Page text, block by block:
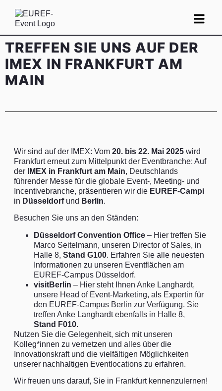
TREFFEN SIE UNS AUF DER
IMEX IN FRANKFURT AM
MAIN
Wir sind auf der IMEX: Vom 20. bis 22. Mai 2025 wird
Frankfurt erneut zum Mittelpunkt der Eventbranche: Auf
der
IMEX in Frankfurt am Main, Deutschlands
führender Messe für die globale Event-, Meeting- und
Incentivebranche, präsentieren wir die EUREF-Campi
in Düsseldorfund Berlin.
Besuchen Sie uns an den Ständen:
Düsseldorf Convention Office – Hier treffen Sie
Marco Seitelmann, unseren Director of Sales, in
Halle 8, Stand G100. Erfahren Sie alle neuesten
Informationen zu unseren Eventflächen am
EUREF-Campus Düsseldorf.
visitBerlin – Hier steht Ihnen Anke Langhardt,
unsere Head of Event-Marketing, als Expertin für
den EUREF-Campus Berlin zur Verfügung. Sie
treffen Anke Langhardt ebenfalls in Halle 8,
Stand F010.
Nutzen Sie die Gelegenheit, sich mit unseren
Kolleg*innen zu vernetzen und alles über die
Innovationskraft und die vielfältigen Möglichkeiten
unserer nachhaltigen Eventlocations zu erfahren.
Wir freuen uns darauf, Sie in Frankfurt kennenzulernen!